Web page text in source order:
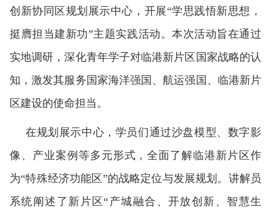
创新协同区规划展示中心，开展“学思践悟新思想，
挺膺担当建新功”主题实践活动。本次活动旨在通过
实地调研，深化青年学子对临港新片区国家战略的认
知，激发其服务国家海洋强国、航运强国、临港新片
区建设的使命担当。
在规划展示中心，学员们通过沙盘模型、数字影
像、产业案例等多元形式，全面了解临港新片区作
为“特殊经济功能区”的战略定位与发展规划。讲解员
系统阐述了新片区“产城融合、开放创新、智慧生